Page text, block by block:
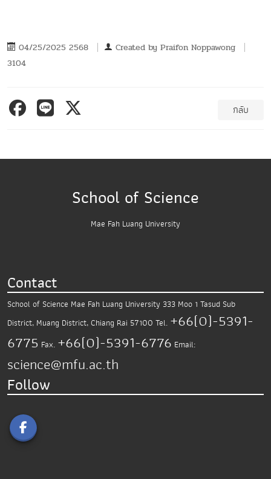
04/25/2025 2568 Created by Praifon Noppawong
3104
กลับ
School of Science
Mae Fah Luang University
Contact
School of Science Mae Fah Luang University 333 Moo 1 Tasud Sub
District, Muang District, Chiang Rai 57100 Tel. +66(0)-5391-
6775 Fax. +66(0)-5391-6776 Email:
science@mfu.ac.th
Follow